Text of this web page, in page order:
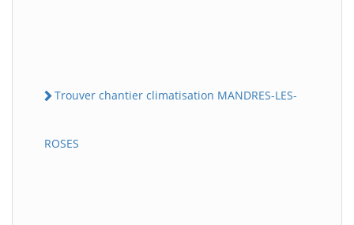
Trouver chantier climatisation MANDRES-LES-
ROSES